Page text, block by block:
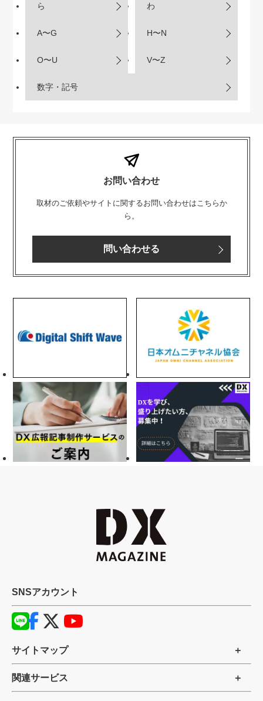
ら わ
A〜G H〜N
O〜U V〜Z
数字・記号
お問い合わせ
取材のご依頼やサイトに関するお問い合わせはこちらか
ら。
問い合わせる
SNSアカウント
サイトマップ
関連サービス